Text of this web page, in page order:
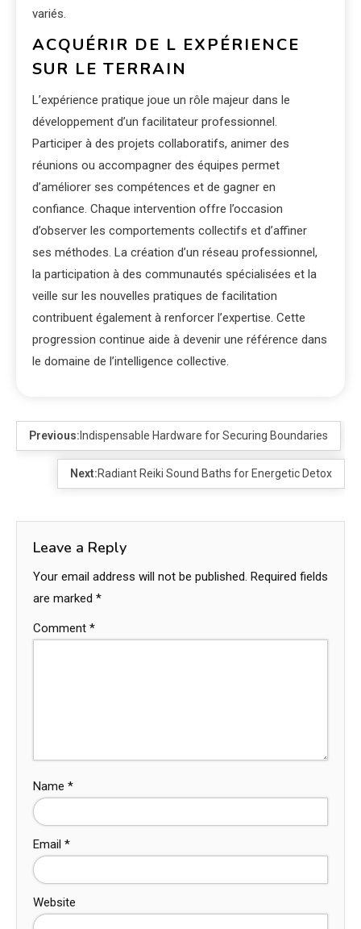
variés.
ACQUÉRIR DE L EXPÉRIENCE
SUR LE TERRAIN
L’expérience pratique joue un rôle majeur dans le
développement d’un facilitateur professionnel.
Participer à des projets collaboratifs, animer des
réunions ou accompagner des équipes permet
d’améliorer ses compétences et de gagner en
confiance. Chaque intervention offre l’occasion
d’observer les comportements collectifs et d’affiner
ses méthodes. La création d’un réseau professionnel,
la participation à des communautés spécialisées et la
veille sur les nouvelles pratiques de facilitation
contribuent également à renforcer l’expertise. Cette
progression continue aide à devenir une référence dans
le domaine de l’intelligence collective.
Previous: Indispensable Hardware for Securing Boundaries
Next:Radiant Reiki Sound Baths for Energetic Detox
Leave a Reply
Your email address will not be published. Required fields
are marked *
Comment *
Name *
Email *
Website